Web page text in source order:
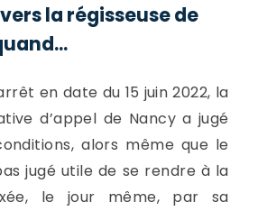
la régisseuse de
en date du 15 juin 2022, la
d’appel de Nancy a jugé
alors même que le
jugé utile de se rendre à la
le jour même, par sa